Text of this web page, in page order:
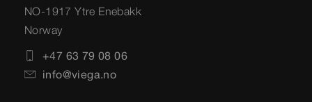
NO-1917 Ytre Enebakk
Norway
+47 63 79 08 06
info@viega.no